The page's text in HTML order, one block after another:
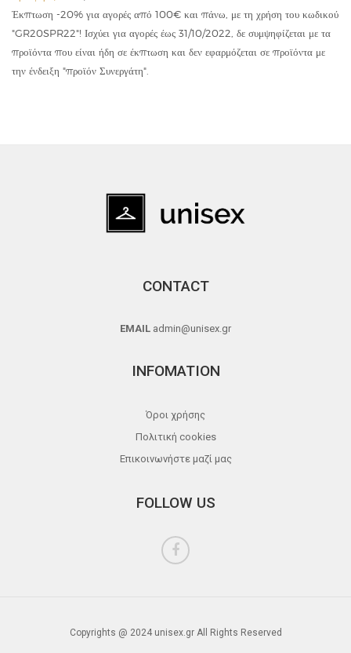
Έκπτωση -20% για αγορές από 100€ και πάνω, με τη χρήση του κωδικού
"GR20SPR22"! Ισχύει για αγορές έως 31/10/2022, δε συμψηφίζεται με τα
προϊόντα που είναι ήδη σε έκπτωση και δεν εφαρμόζεται σε προϊόντα με
την ένδειξη "προϊόν Συνεργάτη".
CONTACT
EMAIL admin@unisex.gr
INFOMATION
Όροι χρήσης
Πολιτική cookies
Επικοινωνήστε μαζί μας
FOLLOW US
Copyrights @ 2024 unisex.gr All Rights Reserved